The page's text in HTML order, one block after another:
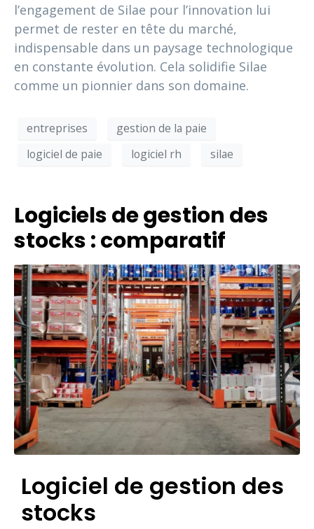
l’engagement de Silae pour l’innovation lui
permet de rester en tête du marché,
indispensable dans un paysage technologique
en constante évolution. Cela solidifie Silae
comme un pionnier dans son domaine.
entreprises
gestion de la paie
logiciel de paie
logiciel rh silae
Logiciels de gestion des
stocks : comparatif
Logiciel de gestion des
stocks